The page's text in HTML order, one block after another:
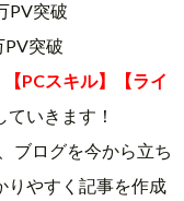
PV突破
突破
PCスキル】【ライ
いきます！
ブログを今から立ち
りやすく記事を作成